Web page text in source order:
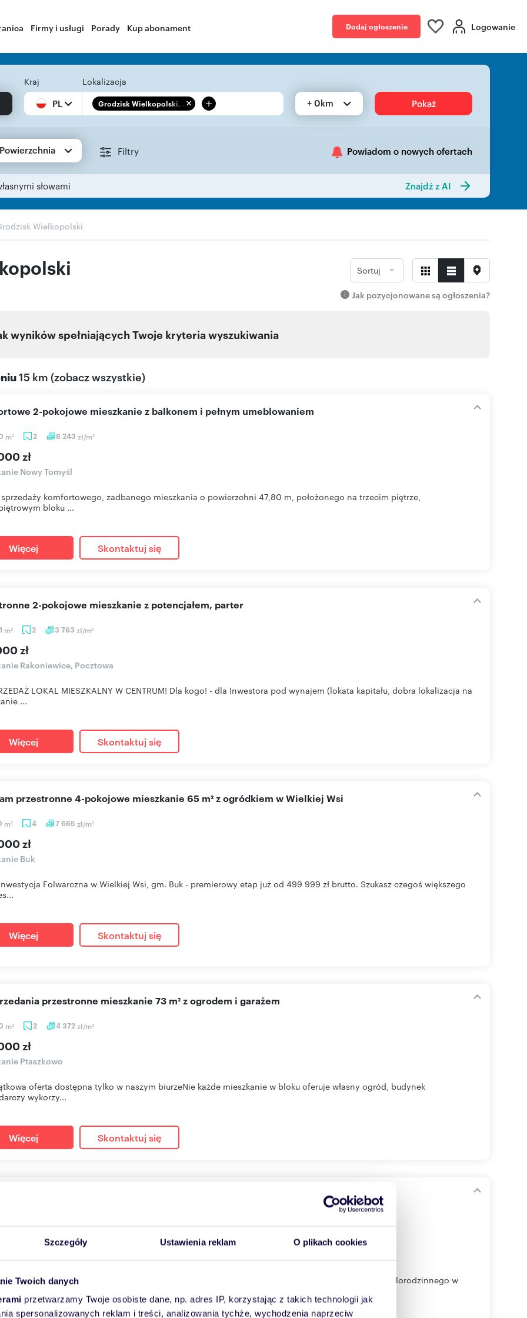
Szczegóły Ustawienia reklam O plikach cookies
Twoich danych
przetwarzamy Twoje osobiste dane, np. adres IP, korzystając z takich technologii jak
spersonalizowanych reklam i treści, analizowania tychże, wychodzenia naprzeciw
Firmy i usługi Porady Kup abonament Dodaj ogłoszenie Logowanie
Kraj
PL
Lokalizacja
Grodzisk Wielkopolski, ... + + 0km Pokaż
Powierzchnia Filtry Powiadom o nowych ofertach
słowami Znajdź z AI
Wielkopolski
Sortuj
Jak pozycjonowane są ogłoszenia?
wyników spełniających Twoje kryteria wyszukiwania
15 km (zobacz wszystkie)
m2 2 8 243 zł/m2
2-pokojowe mieszkanie z balkonem i pełnym umeblowaniem
zł
Nowy Tomyśl
komfortowego, zadbanego mieszkania o powierzchni 47,80 m, położonego na trzecim piętrze,
bloku ...
Więcej Skontaktuj się
m2 2 3 763 zł/m2
2-pokojowe mieszkanie z potencjałem, parter
zł
Rakoniewice, Pocztowa
LOKAL MIESZKALNY W CENTRUM! Dla kogo! - dla Inwestora pod wynajem (lokata kapitału, dobra lokalizacja na
...
Więcej Skontaktuj się
m2 4 7 665 zł/m2
przestronne 4-pokojowe mieszkanie 65 m² z ogródkiem w Wielkiej Wsi
zł
Buk
Folwarczna w Wielkiej Wsi, gm. Buk - premierowy etap już od 499 999 zł brutto. Szukasz czegoś większego
Więcej Skontaktuj się
m2 2 4 372zł/m2
przestronne mieszkanie 73 m² z ogrodem i garażem
zł
Ptaszkowo
oferta dostępna tylko w naszym biurzeNie każde mieszkanie w bloku oferuje własny ogród, budynek
wykorzy...
Więcej Skontaktuj się
na sprzedaż przestronne mieszkanie o powierzchni 83,33 m², położone na 1. piętrze budynku wielorodzinnego w